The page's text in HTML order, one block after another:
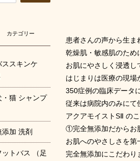
患者さんの声から生ま
乾燥肌・敏感肌のため
お肌にやさしく浸透
はじまりは医療の現場
350症例の臨床データ
従来は病院内のみにて
アクアモイストSⅡ の
①完全無添加だからお
お肌へのやさしさを
完全無添加にこだわり
カテゴリー
スキンケ
・猫 シャンプ
加 洗剤
トバス （足